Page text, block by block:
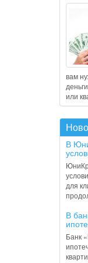
вам
или
В
для
В
Банк